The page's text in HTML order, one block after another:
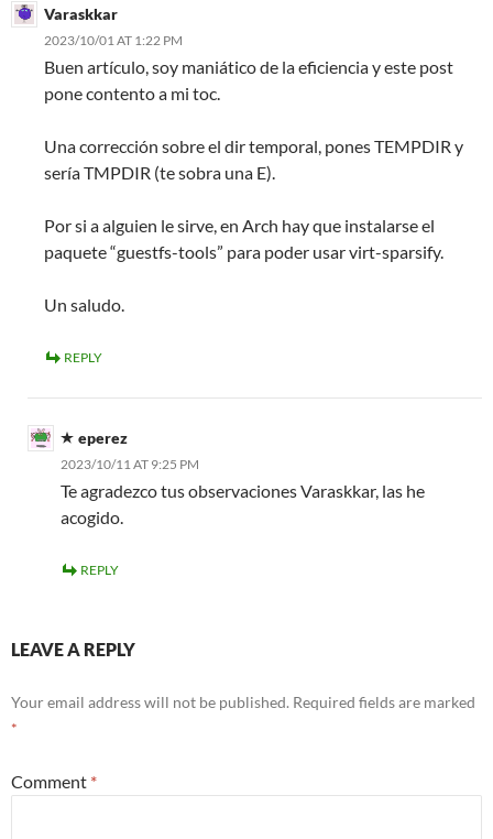
Varaskkar
2023/10/01 AT 1:22 PM
Buen artículo, soy maniático de la eficiencia y este post
pone contento a mi toc.
Una corrección sobre el dir temporal, pones TEMPDIR y
sería TMPDIR (te sobra una E).
Por si a alguien le sirve, en Arch hay que instalarse el
paquete “guestfs-tools” para poder usar virt-sparsify.
Un saludo.
REPLY
eperez
2023/10/11 AT 9:25 PM
Te agradezco tus observaciones Varaskkar, las he
acogido.
REPLY
LEAVE A REPLY
Your email address will not be published. Required fields are marked
*
Comment *